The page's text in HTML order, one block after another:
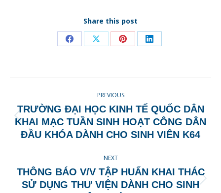
Share this post
Share Share Share Share
NAVIGATION
PREVIOUS
Previous
post:
TRƯỜNG ĐẠI HỌC KINH TẾ QUỐC DÂN
KHAI MẠC TUẦN SINH HOẠT CÔNG DÂN
ĐẦU KHÓA DÀNH CHO SINH VIÊN K64
NEXT
Next
THÔNG BÁO V/V TẬP HUẤN KHAI THÁC
SỬ DỤNG THƯ VIỆN DÀNH CHO SINH